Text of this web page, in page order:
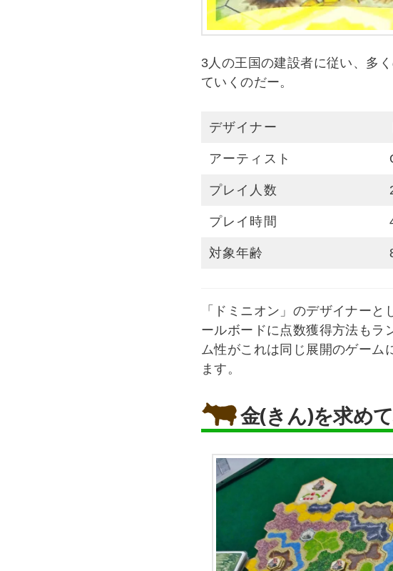
3人の王国の建設者に従い、多
ていくのだー。
デザイナー
アーティスト
プレイ人数
プレイ時間
対象年齢
「ドミニオン」のデザイナー
ールボードに点数獲得方法もラ
ム性がこれは同じ展開のゲーム
ます。
金(きん)を求め